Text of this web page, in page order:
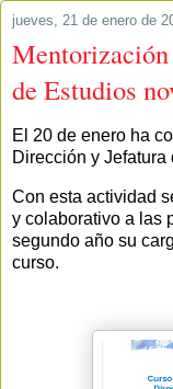
jueves, 21 de enero de
de Estudios
El 20 de enero ha
Dirección y
Con esta actividad
y colaborativo a las
segundo año su
curso.